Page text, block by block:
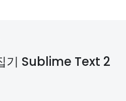
기 Sublime Text 2